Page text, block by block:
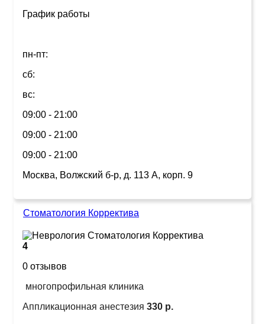
График работы
пн-пт:
сб:
вс:
09:00 - 21:00
09:00 - 21:00
09:00 - 21:00
Москва, Волжский б-р, д. 113 А, корп. 9
Стоматология Корректива
4
0 отзывов
многопрофильная клиника
Аппликационная анестезия 330 р.